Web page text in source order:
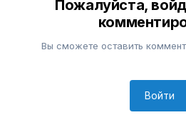
Пожалуйста,
Вы сможете оставить
Войти